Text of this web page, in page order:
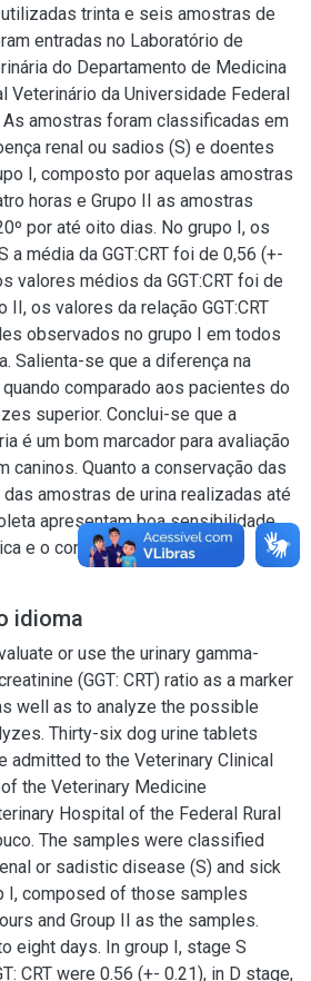
trinta e seis amostras de
entradas no Laboratório de
do Departamento de Medicina
Veterinário da Universidade Federal
As amostras foram classificadas em
renal ou sadios (S) e doentes
I, composto por aquelas amostras
horas e Grupo II as amostras
por até oito dias. No grupo I, os
média da GGT:CRT foi de 0,56 (+-
valores médios da GGT:CRT foi de
II, os valores da relação GGT:CRT
observados no grupo I em todos
Salienta-se que a diferença na
comparado aos pacientes do
superior. Conclui-se que a
é um bom marcador para avaliação
caninos. Quanto a conservação das
amostras de urina realizadas até
apresentam boa sensibilidade
e o congelamento deve ser
idioma
or use the urinary gamma-
(GGT: CRT) ratio as a marker
well as to analyze the possible
Thirty-six dog urine tablets
admitted to the Veterinary Clinical
the Veterinary Medicine
Hospital of the Federal Rural
The samples were classified
or sadistic disease (S) and sick
I, composed of those samples
and Group II as the samples.
eight days. In group I, stage S
CRT were 0.56 (+- 0.21), in D stage,